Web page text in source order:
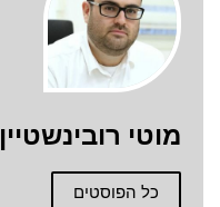
מוטי רובינשטיין
כל הפוסטים